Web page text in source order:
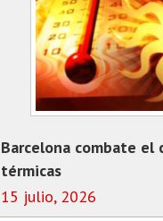
Barcelona combate el
térmicas
15 julio, 2026